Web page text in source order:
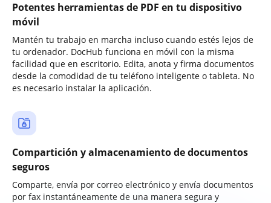
Potentes herramientas de PDF en tu dispositivo
móvil
Mantén tu trabajo en marcha incluso cuando estés lejos de
tu ordenador. DocHub funciona en móvil con la misma
facilidad que en escritorio. Edita, anota y firma documentos
desde la comodidad de tu teléfono inteligente o tableta. No
es necesario instalar la aplicación.
Compartición y almacenamiento de documentos
seguros
Comparte, envía por correo electrónico y envía documentos
por fax instantáneamente de una manera segura y